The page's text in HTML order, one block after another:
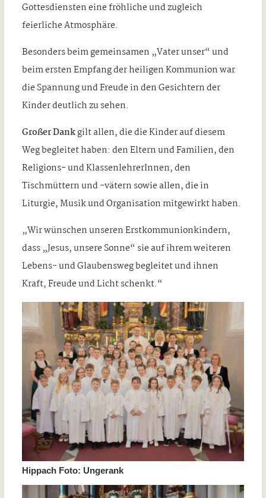
Gottesdiensten eine fröhliche und zugleich
feierliche Atmosphäre.
Besonders beim gemeinsamen „Vater unser“ und
beim ersten Empfang der heiligen Kommunion war
die Spannung und Freude in den Gesichtern der
Kinder deutlich zu sehen.
Großer Dankgilt allen, die die Kinder auf diesem
Weg begleitet haben: den Eltern und Familien, den
Religions- und KlassenlehrerInnen, den
Tischmüttern und -vätern sowie allen, die in
Liturgie, Musik und Organisation mitgewirkt haben.
„Wir wünschen unseren Erstkommunionkindern,
dass „Jesus, unsere Sonne“ sie auf ihrem weiteren
Lebens- und Glaubensweg begleitet und ihnen
Kraft, Freude und Licht schenkt.“
Hippach Foto: Ungerank